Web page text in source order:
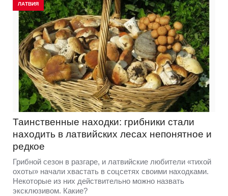
ЛАТВИЯ
Таинственные находки: грибники стали
находить в латвийских лесах непонятное и
редкое
Грибной сезон в разгаре, и латвийские любители «тихой
охоты» начали хвастать в соцсетях своими находками.
Некоторые из них действительно можно назвать
эксклюзивом. Какие?